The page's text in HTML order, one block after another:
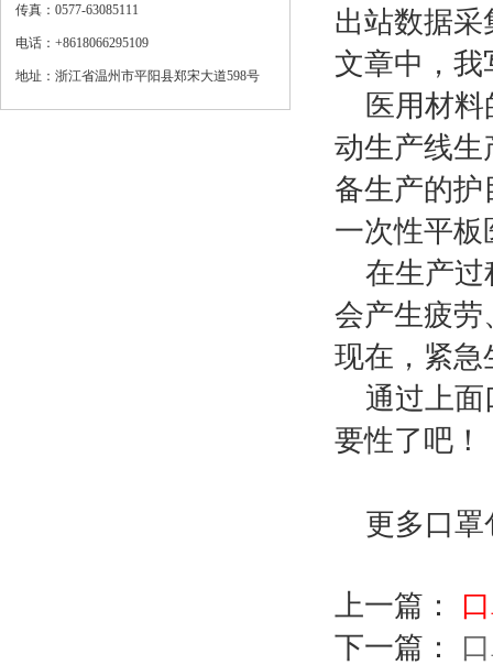
传真：0577-63085111
电话：+8618066295109
地址：浙江省温州市平阳县郑宋大道598号
出站数据
文章中，我
医用材料
动生产线生
备生产的
一次性平
在生产过
会产生疲劳
现在，紧急
通过上面
要性了吧！
更多口罩
上一篇：
下一篇：